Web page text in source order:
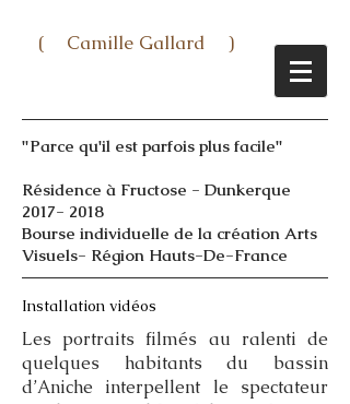
( Camille Gallard )
"Parce qu'il est parfois plus facile"
Résidence à Fructose - Dunkerque
2017- 2018
Bourse individuelle de la création Arts
Visuels- Région Hauts-De-France
Installation vidéos
Les portraits filmés au ralenti de
quelques habitants du bassin
d’Aniche interpellent le spectateur